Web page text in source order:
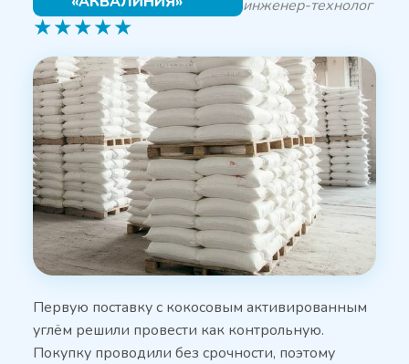
инженер-технолог
★★★★★
Первую поставку с кокосовым активированным
углём решили провести как контрольную.
Покупку проводили без срочности, поэтому